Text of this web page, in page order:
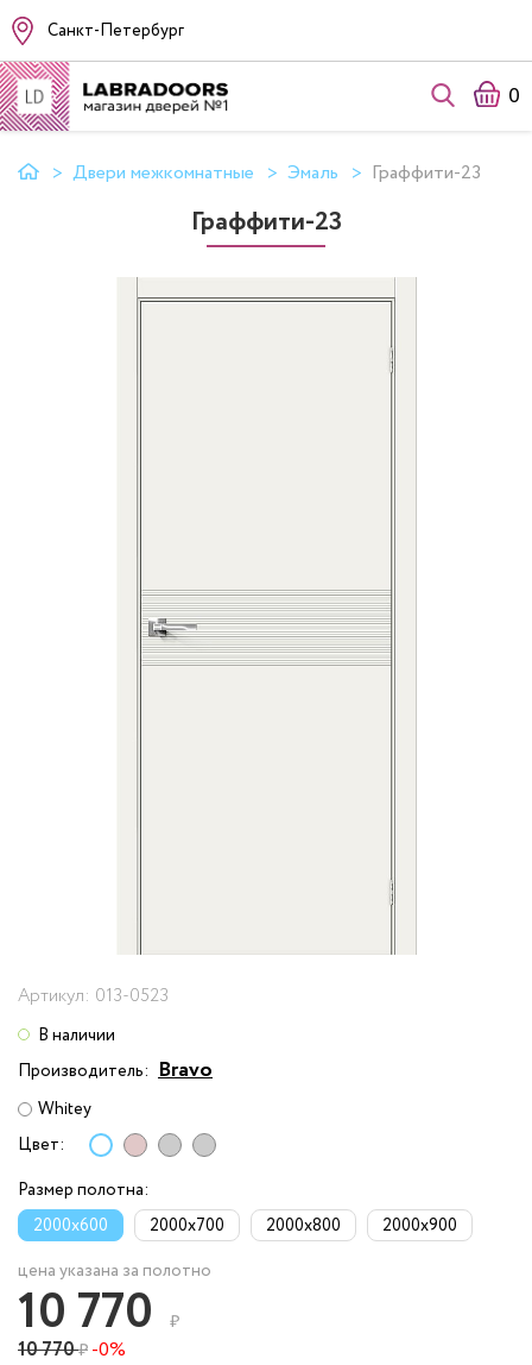
Санкт-Петербург
0
Двери межкомнатные Эмаль Граффити-23
Граффити-23
Артикул: 013-0523
В наличии
Производитель: Bravo
Whitey
Цвет:
Размер полотна:
2000x600
2000x700 2000x800
2000x900
цена указана за полотно
10 770 ₽
10 770₽ -0%